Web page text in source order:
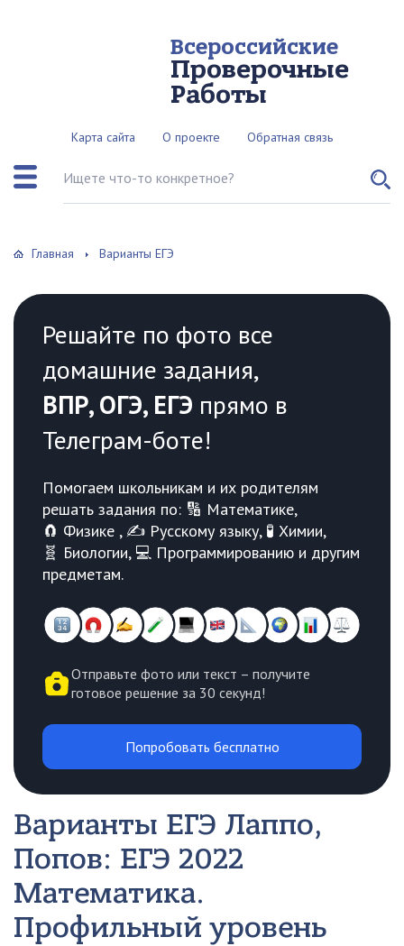
Всероссийские
Проверочные
Работы
Карта сайта О проекте Обратная связь
Поиск по сайту
Главная Варианты ЕГЭ
Решайте по фото все
домашние задания,
ВПР, ОГЭ, ЕГЭ прямо в
Телеграм-боте!
Помогаем школьникам и их родителям
решать задания по: 🔢 Математике,
🧲 Физике , ✍️ Русскому языку, 🧪 Химии,
🧬 Биологии, 💻 Программированию и другим
предметам.
Отправьте фото или текст – получите
готовое решение за 30 секунд!
Попробовать бесплатно
Варианты ЕГЭ Лаппо,
Попов: ЕГЭ 2022
Математика.
Профильный уровень